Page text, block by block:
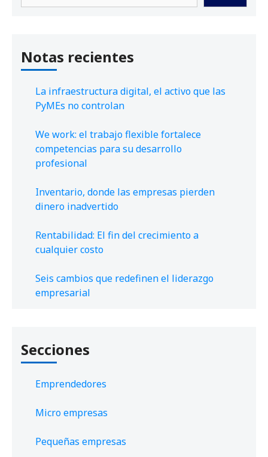
Notas recientes
La infraestructura digital, el activo que las
PyMEs no controlan
We work: el trabajo flexible fortalece
competencias para su desarrollo
profesional
Inventario, donde las empresas pierden
dinero inadvertido
Rentabilidad: El fin del crecimiento a
cualquier costo
Seis cambios que redefinen el liderazgo
empresarial
Secciones
Emprendedores
Micro empresas
Pequeñas empresas